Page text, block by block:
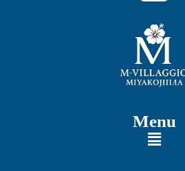
Menu